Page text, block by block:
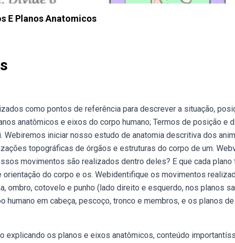
E Planos Anatomicos
como pontos de referência para descrever a situação,
anatômicos e eixos do corpo humano; Termos de posição e
iniciar nosso estudo de anatomia descritiva dos
topográficas de órgãos e estruturas do corpo de um.
movimentos são realizados dentro deles? E que cada plano
do corpo e os. Webidentifique os movimentos
ombro, cotovelo e punho (lado direito e esquerdo, nos planos
humano em cabeça, pescoço, tronco e membros, e os planos de
explicando os planos e eixos anatômicos, conteúdo